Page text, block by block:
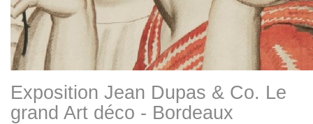
Exposition Jean Dupas & Co. Le
grand Art déco - Bordeaux